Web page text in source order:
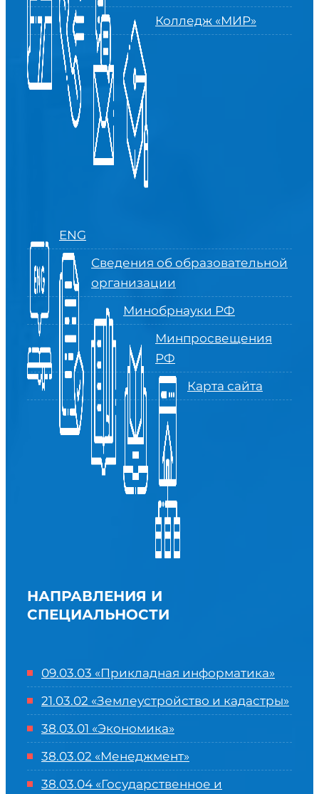
Колледж «МИР»
ENG
Сведения об образовательной
организации
Минобрнауки РФ
Минпросвещения
РФ
Карта сайта
НАПРАВЛЕНИЯ И
СПЕЦИАЛЬНОСТИ
09.03.03 «Прикладная информатика»
21.03.02 «Землеустройство и кадастры»
38.03.01 «Экономика»
38.03.02 «Менеджмент»
38.03.04 «Государственное и